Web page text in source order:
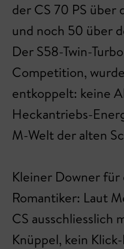
der CS 70 PS
und noch 50 über
Der S58-Twin-
Competition,
entkoppelt: keine
Heckantriebs-
M-Welt der alten
Kleiner Downer
Romantiker: Laut
CS ausschliesslich
Knüppel, kein